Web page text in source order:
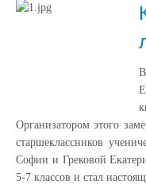
Организатором этого
старшеклассников
Софии и Грековой
5-7 классов и стал